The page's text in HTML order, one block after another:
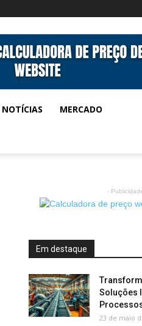
NOTÍCIAS MERCADO
-
Em destaque
Soluções
23 de maio